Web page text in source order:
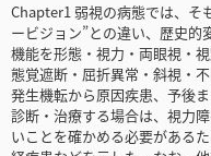
Chapter1 弱視の病態では、そ
ービジョン”との違い、歴史
機能を形態・視力・両眼視・
態覚遮断・屈折異常・斜視・
発生機転から原因疾患、予後
診断・治療する場合は、視力
いことを確かめる必要がある